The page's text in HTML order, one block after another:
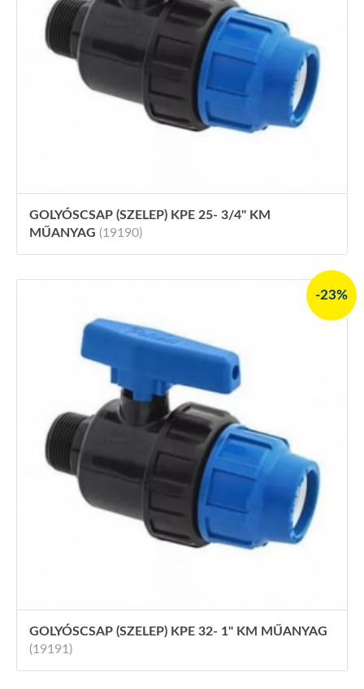
GOLYÓSCSAP (SZELEP) KPE 25- 3/4" KM
MŰANYAG (19190)
-23%
GOLYÓSCSAP (SZELEP) KPE 32- 1" KM MŰANYAG
(19191)